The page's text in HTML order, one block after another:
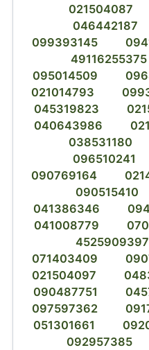
021504087
046442187
099393145
49116255375
095014509
021014793
045319823
040643986
038531180
096510241
090769164
090515410
041386346
041008779
4525909397
071403409
021504097
090487751
097597362
051301661
092957385